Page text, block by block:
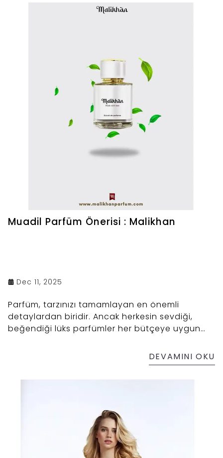
özelliklere sahip olmalı? Tüm detaylarıyla bu
Muadil Parfüm Önerisi : Malikhan
Dec 11, 2025
Parfüm, tarzınızı tamamlayan en önemli
detaylardan biridir. Ancak herkesin sevdiği,
beğendiği lüks parfümler her bütçeye uygun
parfümler devreye giriyor. Hem kaliteli hem de
uygun fiyatlı parfümler arayanlar için en iyi
DEVAMINI OKU